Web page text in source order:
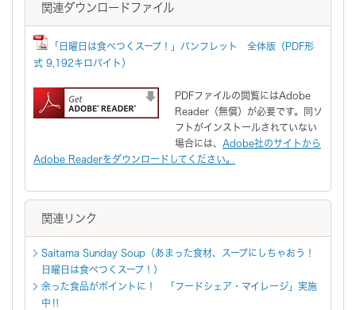
関連ダウンロードファイル
「日曜日は食べつくスープ！」パンフレット 全体版（PDF形
式 9,192キロバイト）
PDFファイルの閲覧にはAdobe
Reader（無償）が必要です。同ソ
フトがインストールされていない
場合には、 Adobe社のサイトから
Adobe Readerをダウンロードしてください。
関連リンク
Saitama Sunday Soup（あまった食材、スープにしちゃおう！
日曜日は食べつくスープ！）
余った食品がポイントに！ 「フードシェア・マイレージ」実施
中‼